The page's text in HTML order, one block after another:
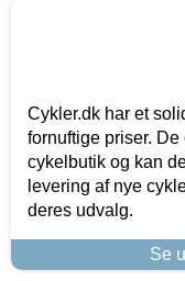
Cykler.dk har et
fornuftige priser.
cykelbutik og kan
levering af nye
deres udvalg.
Se